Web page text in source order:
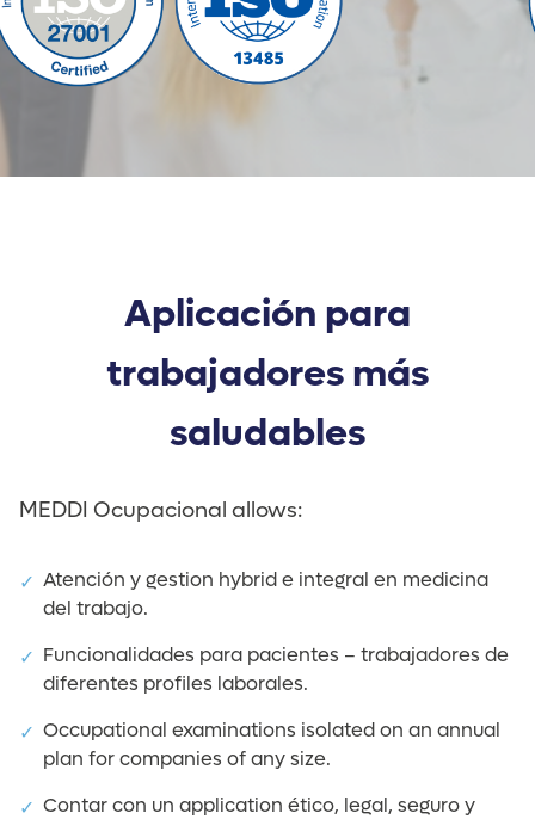
Aplicación para
trabajadores más
saludables
MEDDI Ocupacional allows:
Atención y gestion hybrid e integral en medicina
del trabajo.
Funcionalidades para pacientes – trabajadores de
diferentes profiles laborales.
Occupational examinations isolated on an annual
plan for companies of any size.
Contar con un application ético, legal, seguro y